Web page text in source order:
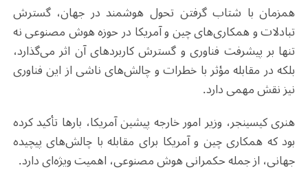
همزمان با شتاب گرفتن تحول هوشمند در جهان، گسترش
تبادلات و همکاری‌های چین و آمریکا در حوزه هوش مصنوعی نه
تنها بر پیشرفت فناوری و گسترش کاربردهای آن اثر می‌گذارد،
بلکه در مقابله مؤثر با خطرات و چالش‌های ناشی از این فناوری
نیز نقش مهمی دارد.
هنری کیسینجر، وزیر امور خارجه پیشین آمریکا، بارها تأکید کرده
بود که همکاری چین و آمریکا برای مقابله با چالش‌های پیچیده
جهانی، از جمله حکمرانی هوش مصنوعی، اهمیت ویژه‌ای دارد.